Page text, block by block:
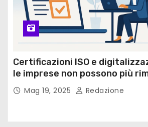
Certificazioni ISO e
le imprese non possono più
Mag 19, 2025 Redazione